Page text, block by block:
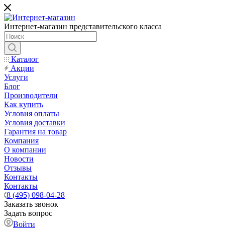
Интернет-магазин представительского класса
Каталог
Акции
Услуги
Блог
Производители
Как купить
Условия оплаты
Условия доставки
Гарантия на товар
Компания
О компании
Новости
Отзывы
Контакты
Контакты
8 (495) 098-04-28
Заказать звонок
Задать вопрос
Войти